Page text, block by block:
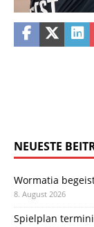
NEUESTE
Wormatia
8. August 2026
Spielplan